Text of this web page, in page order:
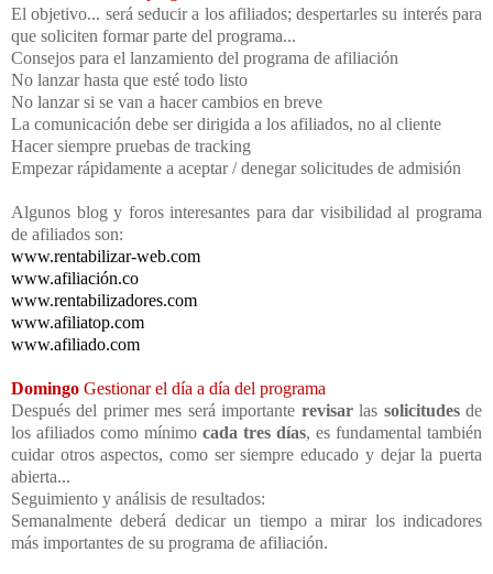
El objetivo... será seducir a los afiliados; despertarles su interés para
que soliciten formar parte del programa...
Consejos para el lanzamiento del programa de afiliación
No lanzar hasta que esté todo listo
No lanzar si se van a hacer cambios en breve
La comunicación debe ser dirigida a los afiliados, no al cliente
Hacer siempre pruebas de tracking
Empezar rápidamente a aceptar / denegar solicitudes de admisión
Algunos blog y foros interesantes para dar visibilidad al programa
de afiliados son:
www.rentabilizar-web.com
www.afiliación.co
www.rentabilizadores.com
www.afiliatop.com
www.afiliado.com
Domingo Gestionar el día a día del programa
Después del primer mes será importante revisarlas solicitudesde
los afiliados como mínimo cada tres días, es fundamental también
cuidar otros aspectos, como ser siempre educado y dejar la puerta
abierta...
Seguimiento y análisis de resultados:
Semanalmente deberá dedicar un tiempo a mirar los indicadores
más importantes de su programa de afiliación.